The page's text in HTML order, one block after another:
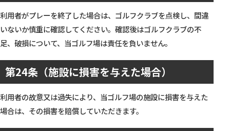
利用者がプレーを終了した場合は、ゴルフクラブを点検し、間違
いないか慎重に確認してください。確認後はゴルフクラブの不
足、破損について、当ゴルフ場は責任を負いません。
第24条（施設に損害を与えた場合）
利用者の故意又は過失により、当ゴルフ場の施設に損害を与えた
場合は、その損害を賠償していただきます。